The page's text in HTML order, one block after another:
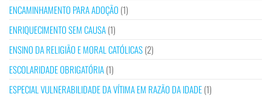
ENCAMINHAMENTO PARA ADOÇÃO (1)
ENRIQUECIMENTO SEM CAUSA(1)
ENSINO DA RELIGIÃO E MORAL CATÓLICAS(2)
ESCOLARIDADE OBRIGATÓRIA(1)
ESPECIAL VULNERABILIDADE DA VÍTIMA EM RAZÃO DA IDADE(1)